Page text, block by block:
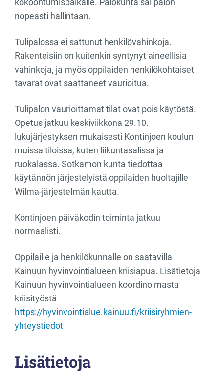
kokoontumispaikalle. Palokunta sai palon
nopeasti hallintaan.
Tulipalossa ei sattunut henkilövahinkoja.
Rakenteisiin on kuitenkin syntynyt aineellisia
vahinkoja, ja myös oppilaiden henkilökohtaiset
tavarat ovat saattaneet vaurioitua.
Tulipalon vaurioittamat tilat ovat pois käytöstä.
Opetus jatkuu keskiviikkona 29.10.
lukujärjestyksen mukaisesti Kontinjoen koulun
muissa tiloissa, kuten liikuntasalissa ja
ruokalassa. Sotkamon kunta tiedottaa
käytännön järjestelyistä oppilaiden huoltajille
Wilma-järjestelmän kautta.
Kontinjoen päiväkodin toiminta jatkuu
normaalisti.
Oppilaille ja henkilökunnalle on saatavilla
Kainuun hyvinvointialueen kriisiapua. Lisätietoja
Kainuun hyvinvointialueen koordinoimasta
kriisityöstä
https://hyvinvointialue.kainuu.fi/kriisiryhmien-
yhteystiedot
Lisätietoja